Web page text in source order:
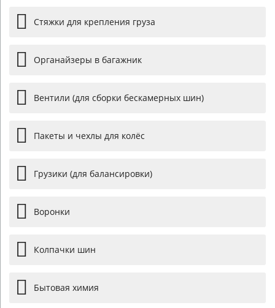
Стяжки для крепления груза
Органайзеры в багажник
Вентили (для сборки бескамерных шин)
Пакеты и чехлы для колёс
Грузики (для балансировки)
Воронки
Колпачки шин
Бытовая химия